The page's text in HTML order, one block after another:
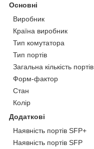
Основні
Виробник
Країна виробник
Тип комутатора
Тип портів
Загальна кількість портів
Форм-фактор
Стан
Колір
Додаткові
Наявність портів SFP+
Наявність портів SFP